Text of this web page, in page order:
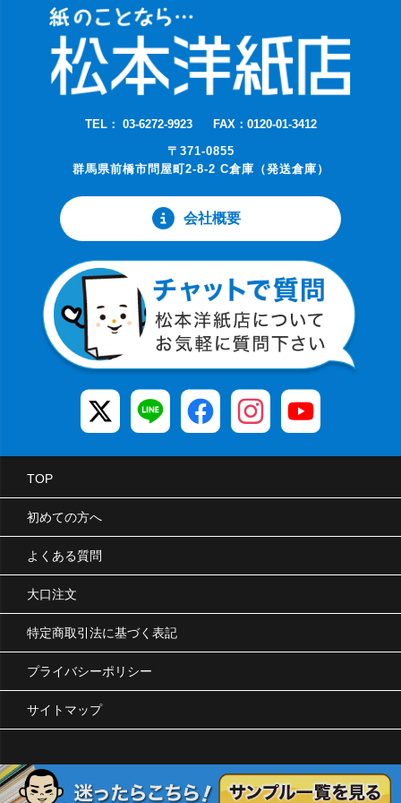
TEL： 03-6272-9923
FAX：0120-01-3412
〒371-0855
群馬県前橋市問屋町2-8-2 C倉庫（発送倉庫）
会社概要
TOP
初めての方へ
よくある質問
大口注文
特定商取引法に基づく表記
プライバシーポリシー
サイトマップ